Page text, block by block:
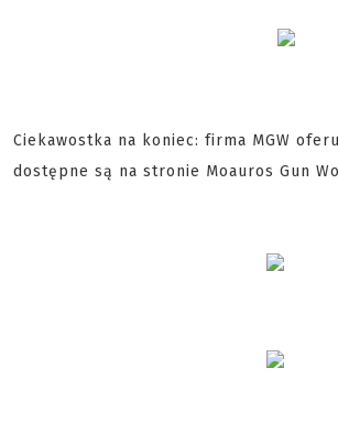
Ciekawostka na koniec: firma MGW
dostępne są na stronie Moauros Gun